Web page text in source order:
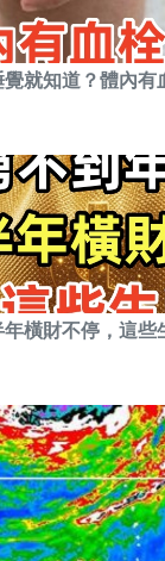
覺就知道？體內有
橫財不停，這些